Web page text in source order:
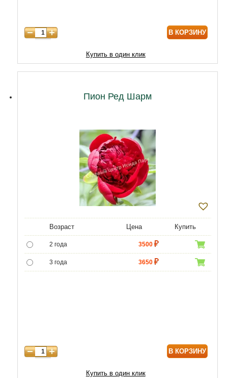
В КОРЗИНУ
Купить в один клик
Пион Ред Шарм
Возраст Цена Купить
2 года 3500
3 года 3650
В КОРЗИНУ
Купить в один клик